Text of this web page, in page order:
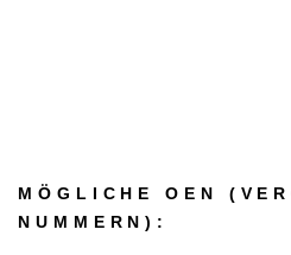
MÖGLICHE OEN
NUMMERN):